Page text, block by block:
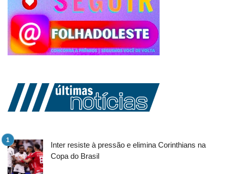
Inter resiste à pressão e elimina Corinthians na
Copa do Brasil